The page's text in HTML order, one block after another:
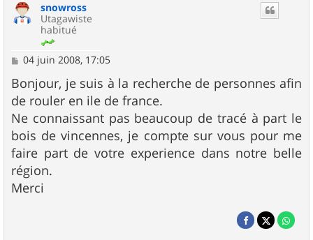
snowross
Utagawiste
habitué
M
s
s
a
g
e
04 juin 2008, 17:05
Bonjour, je suis à la recherche de personnes afin
de rouler en ile de france.
Ne connaissant pas beaucoup de tracé à part le
bois de vincennes, je compte sur vous pour me
faire part de votre experience dans notre belle
région.
Merci